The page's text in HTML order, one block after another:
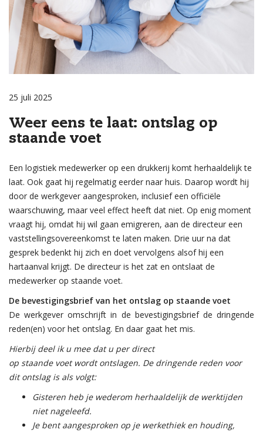
25 juli 2025
Weer eens te laat: ontslag op
staande voet
Een logistiek medewerker op een drukkerij komt herhaaldelijk te
laat. Ook gaat hij regelmatig eerder naar huis. Daarop wordt hij
door de werkgever aangesproken, inclusief een officiële
waarschuwing, maar veel effect heeft dat niet. Op enig moment
vraagt hij, omdat hij wil gaan emigreren, aan de directeur een
vaststellingsovereenkomst te laten maken. Drie uur na dat
gesprek bedenkt hij zich en doet vervolgens alsof hij een
hartaanval krijgt. De directeur is het zat en ontslaat de
medewerker op staande voet.
De bevestigingsbrief van het ontslag op staande voet
De werkgever omschrijft in de bevestigingsbrief de dringende
reden(en) voor het ontslag. En daar gaat het mis.
Hierbij deel ik u mee dat u per direct
op staande voet wordt ontslagen. De dringende reden voor
dit ontslag is als volgt:
Gisteren heb je wederom herhaaldelijk de werktijden
niet nageleefd.
Je bent aangesproken op je werkethiek en houding,